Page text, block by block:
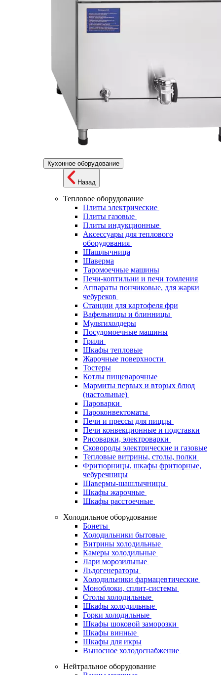
Кухонное оборудование
Назад
Тепловое оборудование
Плиты электрические
Плиты газовые
Плиты индукционные
Аксессуары для теплового
оборудования
Шашлычница
Шаверма
Таромоечные машины
Печи-коптильни и печи томления
Аппараты пончиковые, для жарки
чебуреков
Станции для картофеля фри
Вафельницы и блинницы
Мультихолдеры
Посудомоечные машины
Грили
Шкафы тепловые
Жарочные поверхности
Тостеры
Котлы пищеварочные
Мармиты первых и вторых блюд
(настольные)
Пароварки
Пароконвектоматы
Печи и прессы для пиццы
Печи конвекционные и подставки
Рисоварки, электроварки
Сковороды электрические и газовые
Тепловые витрины, столы, полки
Фритюрницы, шкафы фритюрные,
чебуречницы
Шавермы-шашлычницы
Шкафы жарочные
Шкафы расстоечные
Холодильное оборудование
Бонеты
Холодильники бытовые
Витрины холодильные
Камеры холодильные
Лари морозильные
Льдогенераторы
Холодильники фармацевтические
Моноблоки, сплит-системы
Столы холодильные
Шкафы холодильные
Горки холодильные
Шкафы шоковой заморозки
Шкафы винные
Шкафы для икры
Выносное холодоснабжение
Нейтральное оборудование